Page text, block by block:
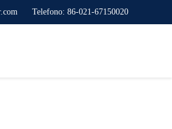
Telefono: 86-021-67150020